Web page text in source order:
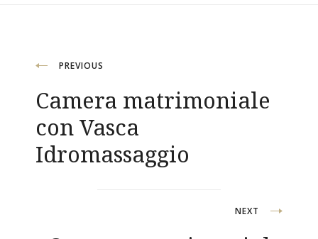
Navigazione
articoli
PREVIOUS
Camera matrimoniale
con Vasca
Idromassaggio
NEXT